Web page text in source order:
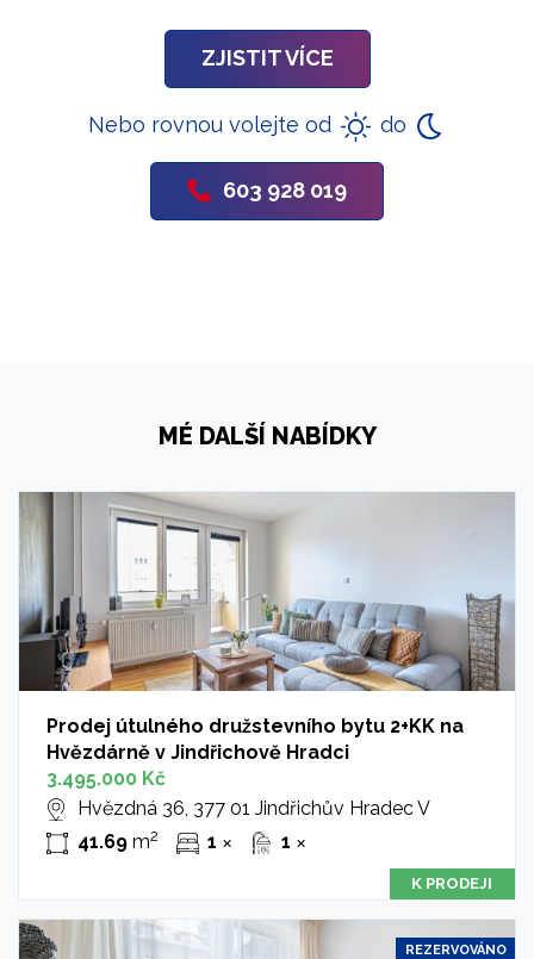
ZJISTIT VÍCE
Nebo rovnou volejte od do
603 928 019
MÉ DALŠÍ NABÍDKY
Prodej útulného družstevního bytu 2+KK na
Hvězdárně v Jindřichově Hradci
3.495.000 Kč
Hvězdná 36, 377 01 Jindřichův Hradec V
41.69m2 1 ✕ 1 ✕
K PRODEJI
REZERVOVÁNO